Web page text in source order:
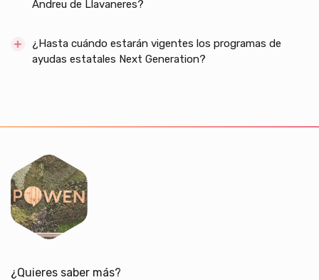
Andreu de Llavaneres?
¿Hasta cuándo estarán vigentes los programas de
ayudas estatales Next Generation?
¿Quieres saber más?